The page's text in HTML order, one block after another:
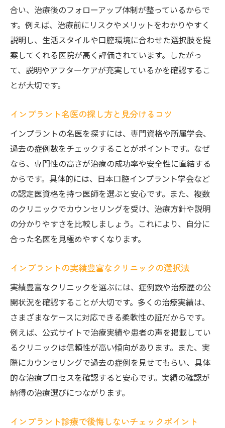
評判を参考にしたインプラント名医の探し
方
信頼できるインプラント医院のチェック基
準
インプラント治療で安心できる歯科医選択
法
インプラント評判を口コミで見極める方法
市川市のインプラント口コミ活用術とは
実際の体験談から学ぶインプラント選び方
評判の良いインプラント医院の共通点
信頼できるインプラント歯医者の口コミ分
析
悪い口コミに惑わされないインプラント情
報
市川市のインプラント治療で選ばれる理由
インプラント最新技術が市川市で注目され
る訳
地域で支持されるインプラント医院の特徴
市川市のインプラント治療と他地域の違い
インプラント治療の進化と市川市の動向
市川市で安心できるインプラントのポイン
ト
インプラント治療費を抑える具体的な方法
合い、治療後のフォローアップ体制が整っているからで
す。例えば、治療前にリスクやメリットをわかりやすく
説明し、生活スタイルや口腔環境に合わせた選択肢を提
案してくれる医院が高く評価されています。したがっ
て、説明やアフターケアが充実しているかを確認するこ
とが大切です。
インプラント名医の探し方と見分けるコツ
インプラントの名医を探すには、専門資格や所属学会、
過去の症例数をチェックすることがポイントです。なぜ
なら、専門性の高さが治療の成功率や安全性に直結する
からです。具体的には、日本口腔インプラント学会など
の認定医資格を持つ医師を選ぶと安心です。また、複数
のクリニックでカウンセリングを受け、治療方針や説明
の分かりやすさを比較しましょう。これにより、自分に
合った名医を見極めやすくなります。
インプラントの実績豊富なクリニックの選択法
実績豊富なクリニックを選ぶには、症例数や治療歴の公
開状況を確認することが大切です。多くの治療実績は、
さまざまなケースに対応できる柔軟性の証だからです。
例えば、公式サイトで治療実績や患者の声を掲載してい
るクリニックは信頼性が高い傾向があります。また、実
際にカウンセリングで過去の症例を見せてもらい、具体
的な治療プロセスを確認すると安心です。実績の確認が
納得の治療選びにつながります。
インプラント診療で後悔しないチェックポイント